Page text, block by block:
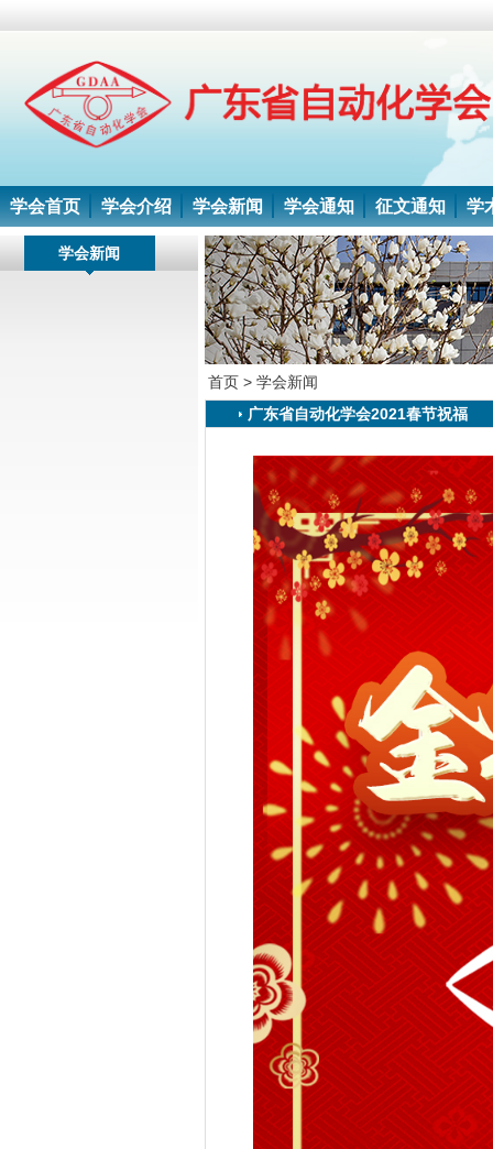
学会首页 学会介绍 学会新闻 学会通知 征文通知 学
学会新闻
首页 > 学会新闻
广东省自动化学会2021春节祝福